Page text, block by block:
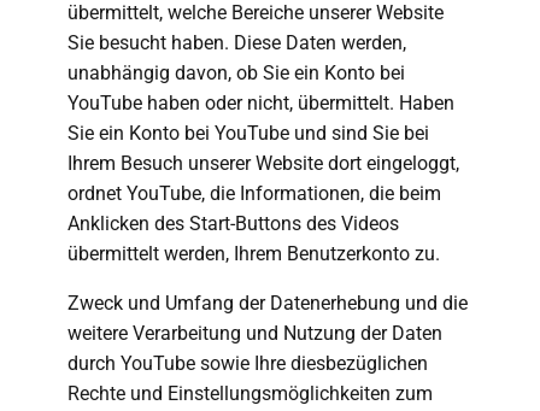
übermittelt, welche Bereiche unserer Website
Sie besucht haben. Diese Daten werden,
unabhängig davon, ob Sie ein Konto bei
YouTube haben oder nicht, übermittelt. Haben
Sie ein Konto bei YouTube und sind Sie bei
Ihrem Besuch unserer Website dort eingeloggt,
ordnet YouTube, die Informationen, die beim
Anklicken des Start-Buttons des Videos
übermittelt werden, Ihrem Benutzerkonto zu.
Zweck und Umfang der Datenerhebung und die
weitere Verarbeitung und Nutzung der Daten
durch YouTube sowie Ihre diesbezüglichen
Rechte und Einstellungsmöglichkeiten zum